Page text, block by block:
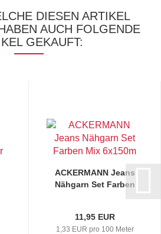
DIESEN ARTIKEL
AUCH FOLGENDE
GEKAUFT:
ACKERMANN Jeans
Nähgarn Set Farben
11,95 EUR
1,33 EUR pro 100 Meter